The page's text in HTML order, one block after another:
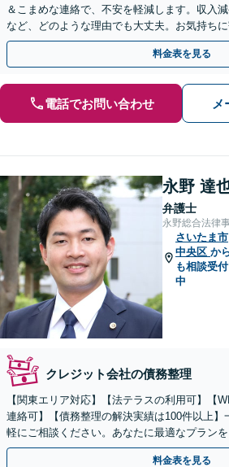
＆こまめな連絡で、不安を軽減します。収入
など、どのような理由でも大丈夫。お気持ち
ーな解決を目指します【法テラス利用＆休日
料金表を見る
電話でお問い合わせ メ
永野 達
弁護士
永野総合法律
さいたま市
中央区 か
も相談受付
中
クレジット会社の債務整理
【関東エリア対応】【法テラスの利用可】【
連絡可】【債務整理の解決実績は100件以上】
軽にご相談ください。あなたに最適なプラン
人破産にも強い弁護士」【休日・夜間対応】
料金表を見る